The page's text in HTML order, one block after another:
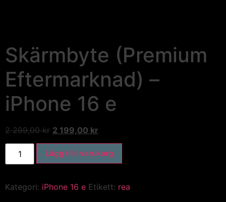
Skärmbyte (Premium
Eftermarknad) –
iPhone 16 e
2 299,00kr 2 199,00 kr
Lägg till i varukorg
Kategori: iPhone 16 e Etikett: rea